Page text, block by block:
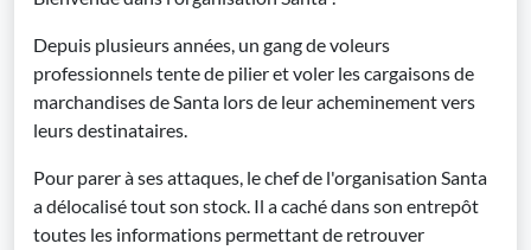
Depuis plusieurs années, un gang de voleurs
professionnels tente de pilier et voler les cargaisons de
marchandises de Santa lors de leur acheminement vers
leurs destinataires.
Pour parer à ses attaques, le chef de l'organisation Santa
a délocalisé tout son stock. Il a caché dans son entrepôt
toutes les informations permettant de retrouver